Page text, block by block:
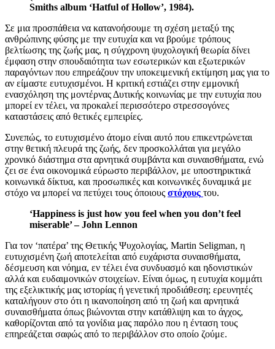
Smiths album ‘Hatful of Hollow’, 1984).
Σε μια προσπάθεια να κατανοήσουμε τη σχέση μεταξύ της
ανθρώπινης φύσης με την ευτυχία και να βρούμε τρόπους
βελτίωσης της ζωής μας, η σύγχρονη ψυχολογική θεωρία δίνει
έμφαση στην σπουδαιότητα των εσωτερικών και εξωτερικών
παραγόντων που επηρεάζουν την υποκειμενική εκτίμηση μας για το
αν είμαστε ευτυχισμένοι. Η κριτική εστιάζει στην εμμονική
ενασχόληση της μοντέρνας Δυτικής κοινωνίας με την ευτυχία που
μπορεί εν τέλει, να προκαλεί περισσότερο στρεσσογόνες
καταστάσεις από θετικές εμπειρίες.
Συνεπώς, το ευτυχισμένο άτομο είναι αυτό που επικεντρώνεται
στην θετική πλευρά της ζωής, δεν προσκολλάται για μεγάλο
χρονικό διάστημα στα αρνητικά συμβάντα και συναισθήματα, ενώ
ζει σε ένα οικονομικά εύρωστο περιβάλλον, με υποστηρικτικά
κοινωνικά δίκτυα, και προσωπικές και κοινωνικές δυναμικά με
στόχο να μπορεί να πετύχει τους όποιους στόχους του.
‘Happiness is just how you feel when you don’t feel
miserable’ – John Lennon
Για τον ‘πατέρα’ της Θετικής Ψυχολογίας, Martin Seligman, η
ευτυχισμένη ζωή αποτελείται από ευχάριστα συναισθήματα,
δέσμευση και νόημα, εν τέλει ένα συνδυασμό και ηδονιστικών
αλλά και ευδαιμονικών στοιχείων. Είναι όμως, η ευτυχία κομμάτι
της εξελικτικής μας ιστορίας ή γενετική προδιάθεση; ερευνητές
καταλήγουν στο ότι η ικανοποίηση από τη ζωή και αρνητικά
συναισθήματα όπως βιώνονται στην κατάθλιψη και το άγχος,
καθορίζονται από τα γονίδια μας παρόλο που η ένταση τους
επηρεάζεται σαφώς από το περιβάλλον στο οποίο ζούμε.